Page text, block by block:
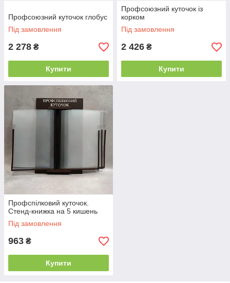
Профсоюзний куточок глобус
Під замовлення
2 278 ₴
Купити
Профсоюзний куточок із
корком
Під замовлення
2 426 ₴
Купити
Профспілковий куточок.
Стенд-книжка на 5 кишень
Під замовлення
963 ₴
Купити